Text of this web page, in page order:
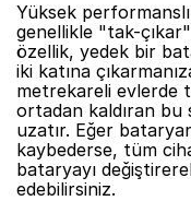
Yüksek
genellikle "tak-
özellik, yedek bir
iki katına
metrekareli evlerde
ortadan kaldıran bu
uzatır. Eğer
kaybederse, tüm
bataryayı
edebilirsiniz.